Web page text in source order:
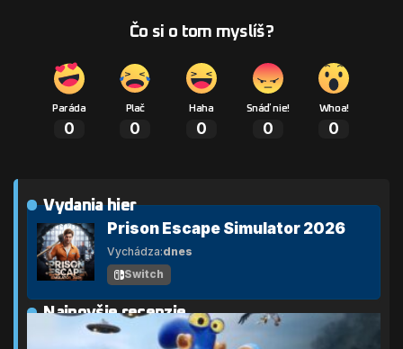
Čo si o tom myslíš?
Paráda
0
Plač
0
Haha
0
Snáď nie!
0
Whoa!
0
Vydania hier
Prison Escape Simulator 2026
Vychádza:dnes
Switch
Najnovšie recenzie